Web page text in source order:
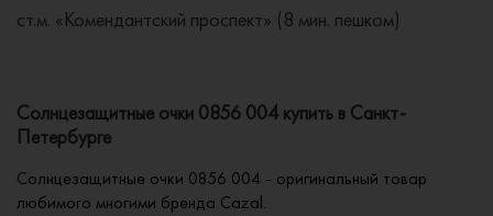
ст.м. «Комендантский проспект» (8 мин. пешком)
Солнцезащитные очки 0856 004 купить в Санкт-
Петербурге
Солнцезащитные очки 0856 004 - оригинальный товар
любимого многими бренда Cazal.